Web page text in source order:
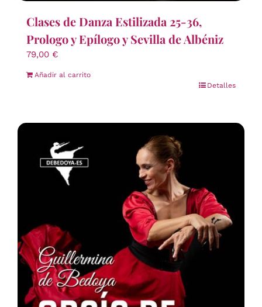
Clases de Danza Estilizada 25-36,
Prologo y Epílogo y Sevilla de Albéniz
79,00 €
Añadir al carrito
Detalles